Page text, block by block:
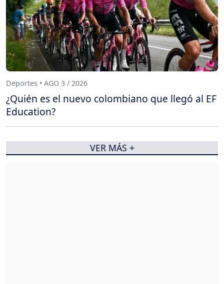
Deportes • AGO 3 / 2026
¿Quién es el nuevo colombiano que llegó al EF
Education?
VER MÁS +